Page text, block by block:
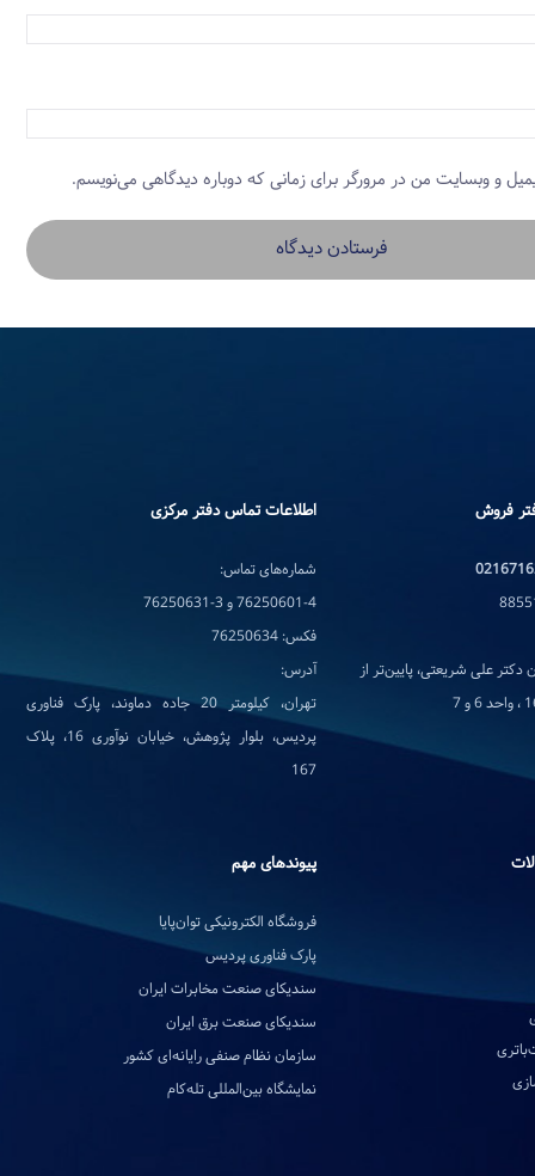
و وبسایت من در مرورگر برای زمانی که دوباره دیدگاهی می‌نویسم.
اطلاعات تماس دفتر مرکزی
شماره‌های تماس:
76250601-4 و 3-76250631
فکس: 76250634
آدرس:
تهران، کیلومتر 20 جاده دماوند، پارک فناوری
پردیس، بلوار پژوهش، خیابان نوآوری 16، پلاک
167
فروش
دکتر علی شریعتی، پایین‌تر از
پیوندهای مهم
فروشگاه الکترونیکی توان‌پایا
پارک فناوری پردیس
سندیکای صنعت مخابرات ایران
سندیکای صنعت برق ایران
سازمان نظام صنفی رایانه‌ای کشور
نمایشگاه بین‌المللی تله‌کام